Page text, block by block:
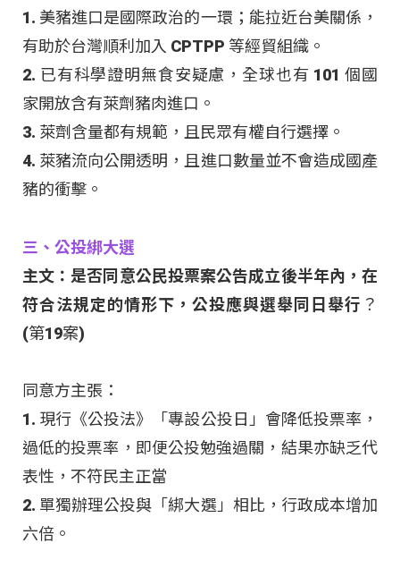
1. 美豬進口是國際政治的一環；能拉近台美關係，
有助於台灣順利加入 CPTPP 等經貿組織。
2. 已有科學證明無食安疑慮，全球也有 101 個國
家開放含有萊劑豬肉進口。
3. 萊劑含量都有規範，且民眾有權自行選擇。
4. 萊豬流向公開透明，且進口數量並不會造成國產
豬的衝擊。
三、公投綁大選
主文：是否同意公民投票案公告成立後半年內，在
符合法規定的情形下，公投應與選舉同日舉行 ？
(第19案)
同意方主張：
1. 現行《公投法》「專設公投日」會降低投票率，
過低的投票率，即便公投勉強過關，結果亦缺乏代
表性，不符民主正當
2. 單獨辦理公投與「綁大選」相比，行政成本增加
六倍。